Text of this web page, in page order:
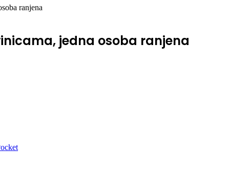
ranjena
jedna osoba ranjena